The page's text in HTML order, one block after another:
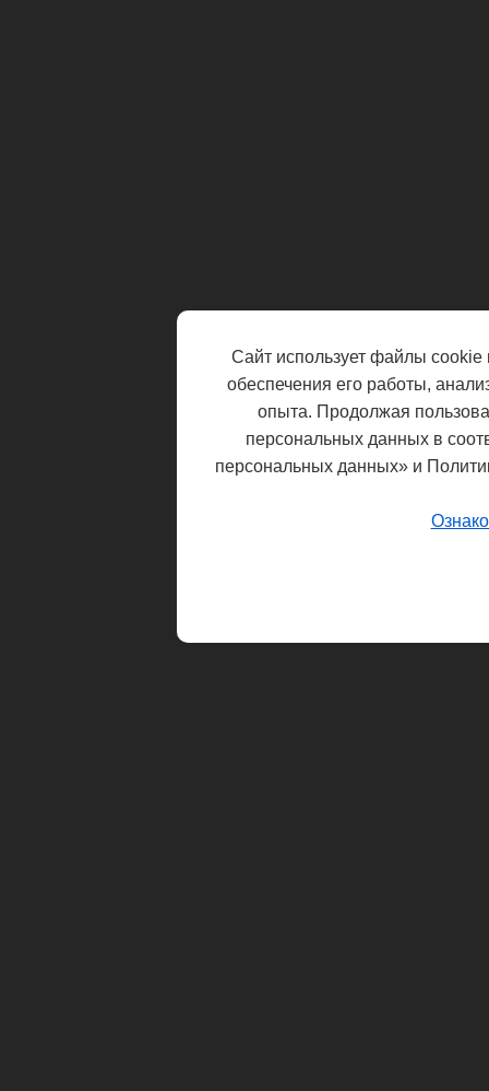
Сайт использует файлы cookie
обеспечения его работы,
опыта. Продолжая
персональных данных в
персональных данных» и